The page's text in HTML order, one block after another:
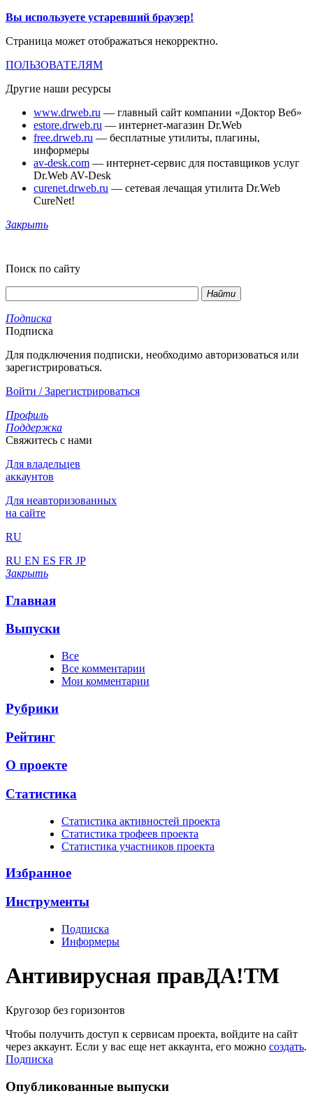
Вы используете устаревший браузер!
Страница может отображаться некорректно.
ПОЛЬЗОВАТЕЛЯМ
Другие наши ресурсы
www.drweb.ru — главный сайт компании «Доктор Веб»
estore.drweb.ru — интернет-магазин Dr.Web
free.drweb.ru — бесплатные утилиты, плагины,
информеры
av-desk.com — интернет-сервис для поставщиков услуг
Dr.Web AV-Desk
curenet.drweb.ru — сетевая лечащая утилита Dr.Web
CureNet!
Закрыть
Поиск по сайту
Найти
Подписка
Подписка
Для подключения подписки, необходимо авторизоваться или
зарегистрироваться.
Войти / Зарегистрироваться
Профиль
Поддержка
Свяжитесь с нами
Для владельцев
аккаунтов
Для неавторизованных
на сайте
RU
RU EN ES FR JP
Закрыть
Главная
Выпуски
Все
Все комментарии
Мои комментарии
Рубрики
Рейтинг
О проекте
Статистика
Cтатистика активностей проекта
Cтатистика трофеев проекта
Cтатистика участников проекта
Избранное
Инструменты
Подписка
Информеры
Антивирусная правДА!TM
Кругозор без горизонтов
Чтобы получить доступ к сервисам проекта, войдите на сайт
через аккаунт. Если у вас еще нет аккаунта, его можно создать.
Подписка
Опубликованные выпуски